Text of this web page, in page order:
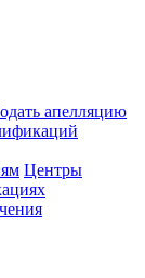
апелляцию
Центры